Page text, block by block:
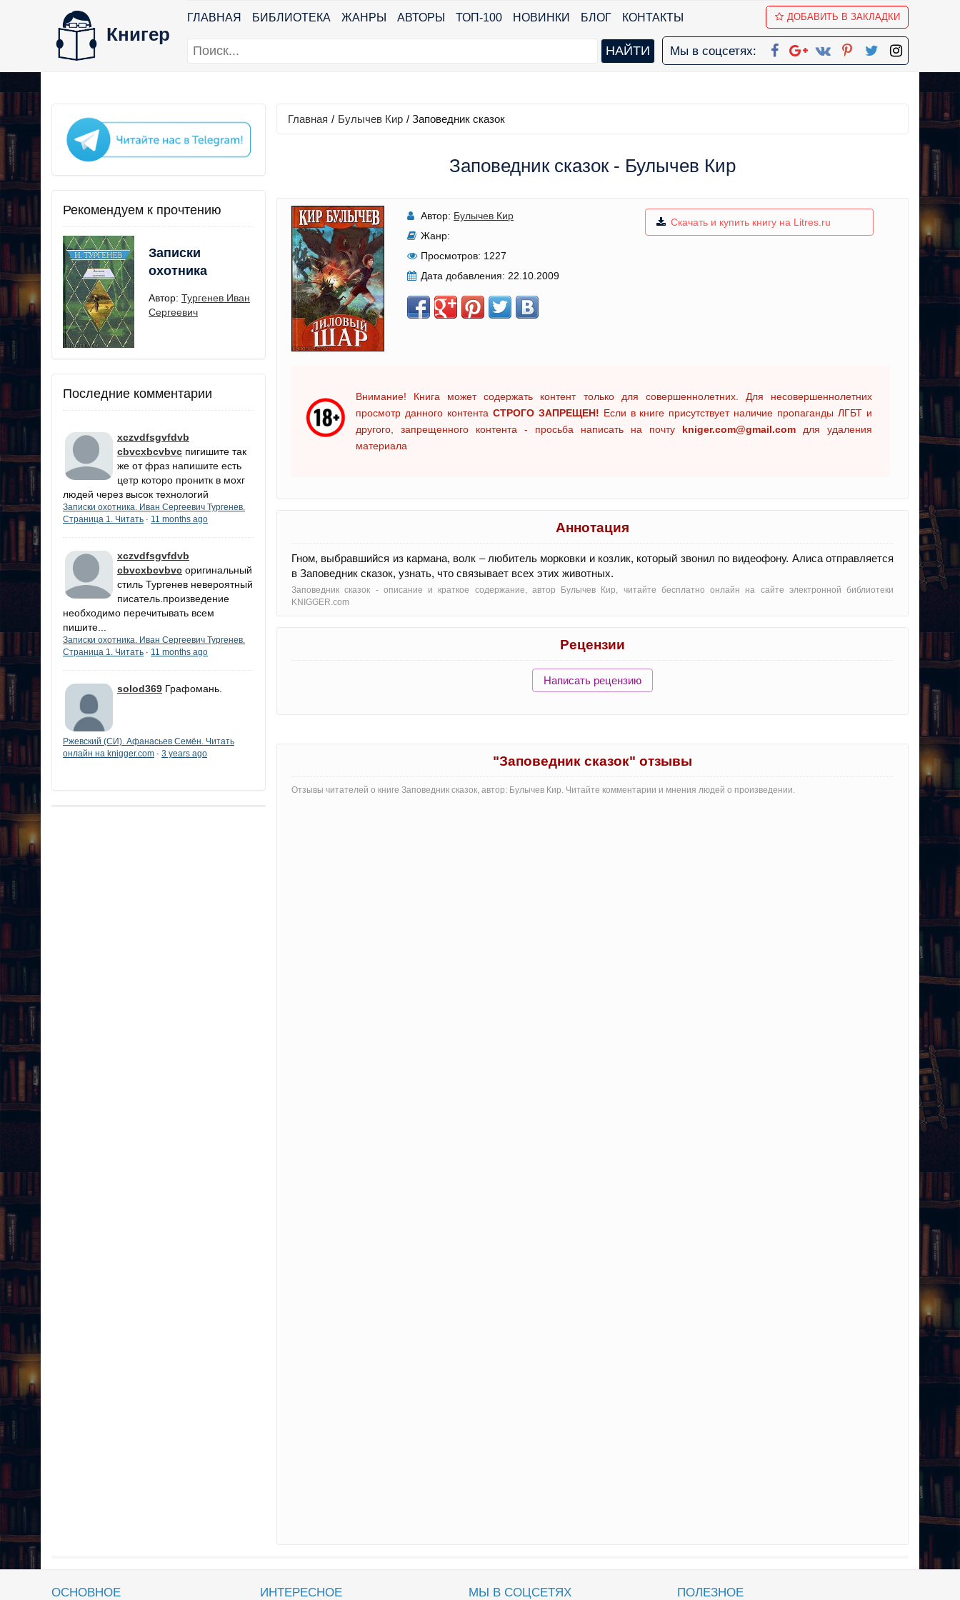
Книгер
ГЛАВНАЯ БИБЛИОТЕКА ЖАНРЫ АВТОРЫ ТОП-100 НОВИНКИ БЛОГ КОНТАКТЫ ДОБАВИТЬ В ЗАКЛАДКИ
Мы в соцсетях:
Рекомендуем к прочтению
Записки
охотника
Автор: Тургенев Иван
Сергеевич
Последние комментарии
xczvdfsgvfdvb
cbvcxbcvbvc пигишите так
же от фраз напишите есть
цетр которо пронитк в мохг
людей через высок технологий
Записки охотника. Иван Сергеевич Тургенев.
Страница 1. Читать · 11 months ago
xczvdfsgvfdvb
cbvcxbcvbvc оригинальный
стиль Тургенев невероятный
писатель.произведение
необходимо перечитывать всем
пишите...
Записки охотника. Иван Сергеевич Тургенев.
Страница 1. Читать · 11 months ago
solod369 Графомань.
Ржевский (СИ). Афанасьев Семён. Читать
онлайн на knigger.com · 3 years ago
Главная / Булычев Кир / Заповедник сказок
Заповедник сказок - Булычев Кир
Автор: Булычев Кир
Жанр:
Просмотров: 1227
Дата добавления: 22.10.2009
Скачать и купить книгу на Litres.ru
Внимание! Книга может содержать контент только для совершеннолетних. Для несовершеннолетних
просмотр данного контента СТРОГО ЗАПРЕЩЕН! Если в книге присутствует наличие пропаганды ЛГБТ и
другого, запрещенного контента - просьба написать на почту kniger.com@gmail.com для удаления
материала
Аннотация
Гном, выбравшийся из кармана, волк – любитель морковки и козлик, который звонил по видеофону. Алиса отправляется
в Заповедник сказок, узнать, что связывает всех этих животных.
Заповедник сказок - oписание и краткое содержание, автор Булычев Кир, читайте бесплатно онлайн на сайте электронной библиотеки
KNIGGER.com
Рецензии
Написать рецензию
"Заповедник сказок" отзывы
Отзывы читателей о книге Заповедник сказок, автор: Булычев Кир. Читайте комментарии и мнения людей о произведении.
ОСНОВНОЕ ИНТЕРЕСНОЕ МЫ В СОЦСЕТЯХ ПОЛЕЗНОЕ